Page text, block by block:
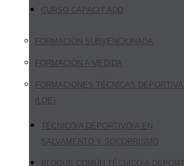
CURSO CAPACIT’ADD
FORMACIÓN SUBVENCIONADA
FORMACIÓN A MEDIDA
FORMACIONES TÉCNICAS
(LOE)
TÉCNICO/A DEPORTIVO/A EN
SALVAMENTO Y SOCORRISMO
BLOQUE COMÚN TÉCNICO/A